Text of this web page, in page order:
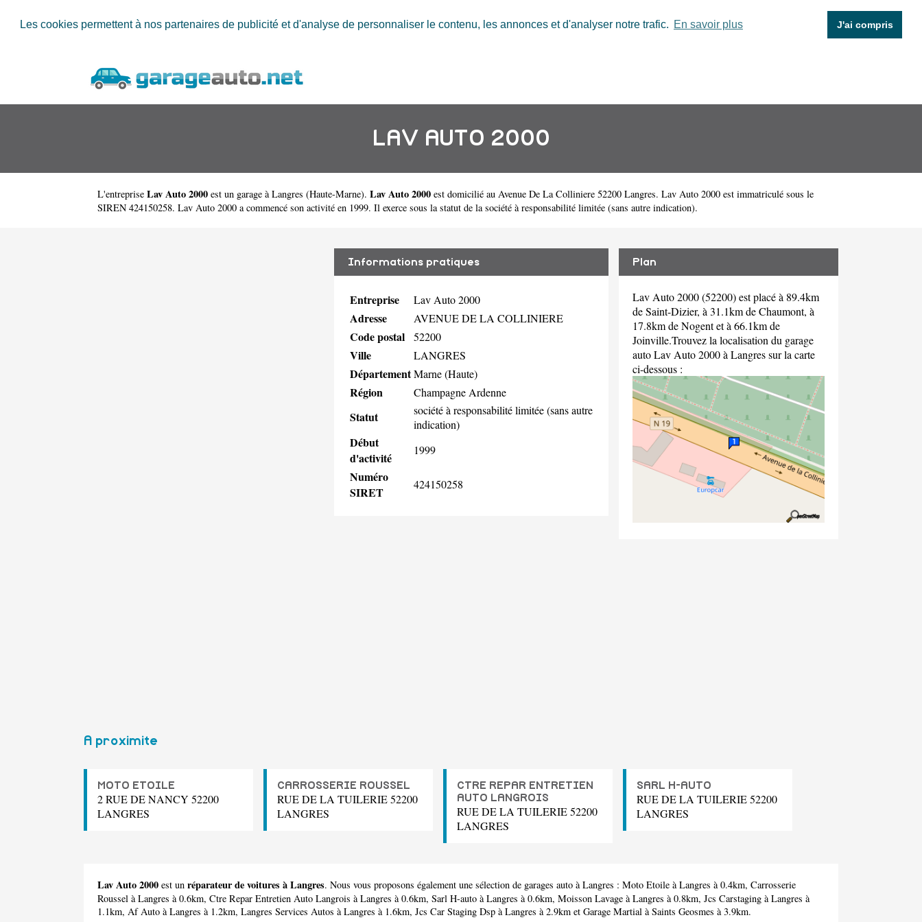
Les cookies permettent à nos partenaires de publicité et d'analyse de personnaliser le contenu, les annonces et d'analyser notre trafic. En savoir plus J'ai compris
LAV AUTO 2000
L'entreprise Lav Auto 2000 est un garage à Langres (Haute-Marne). Lav Auto 2000 est domicilié au Avenue De La Colliniere 52200 Langres. Lav Auto 2000 est immatriculé sous le
SIREN 424150258. Lav Auto 2000 a commencé son activité en 1999. Il exerce sous la statut de la société à responsabilité limitée (sans autre indication).
Informations pratiques
Entreprise Lav Auto 2000
Adresse AVENUE DE LA COLLINIERE
Code postal 52200
Ville LANGRES
DépartementMarne (Haute)
Région Champagne Ardenne
Statut
société à responsabilité limitée (sans autre
indication)
Début
d'activité
1999
Numéro
SIRET
424150258
Plan
Lav Auto 2000 (52200) est placé à 89.4km
de Saint-Dizier, à 31.1km de Chaumont, à
17.8km de Nogent et à 66.1km de
Joinville.Trouvez la localisation du garage
auto Lav Auto 2000 à Langres sur la carte
ci-dessous :
A proximite
MOTO ETOILE
2 RUE DE NANCY 52200
LANGRES
CARROSSERIE ROUSSEL
RUE DE LA TUILERIE 52200
LANGRES
CTRE REPAR ENTRETIEN
AUTO LANGROIS
RUE DE LA TUILERIE 52200
LANGRES
SARL H-AUTO
RUE DE LA TUILERIE 52200
LANGRES
Lav Auto 2000 est un réparateur de voitures à Langres. Nous vous proposons également une sélection de garages auto à Langres : Moto Etoile à Langres à 0.4km, Carrosserie
Roussel à Langres à 0.6km, Ctre Repar Entretien Auto Langrois à Langres à 0.6km, Sarl H-auto à Langres à 0.6km, Moisson Lavage à Langres à 0.8km, Jcs Carstaging à Langres à
1.1km, Af Auto à Langres à 1.2km, Langres Services Autos à Langres à 1.6km, Jcs Car Staging Dsp à Langres à 2.9km et Garage Martial à Saints Geosmes à 3.9km.